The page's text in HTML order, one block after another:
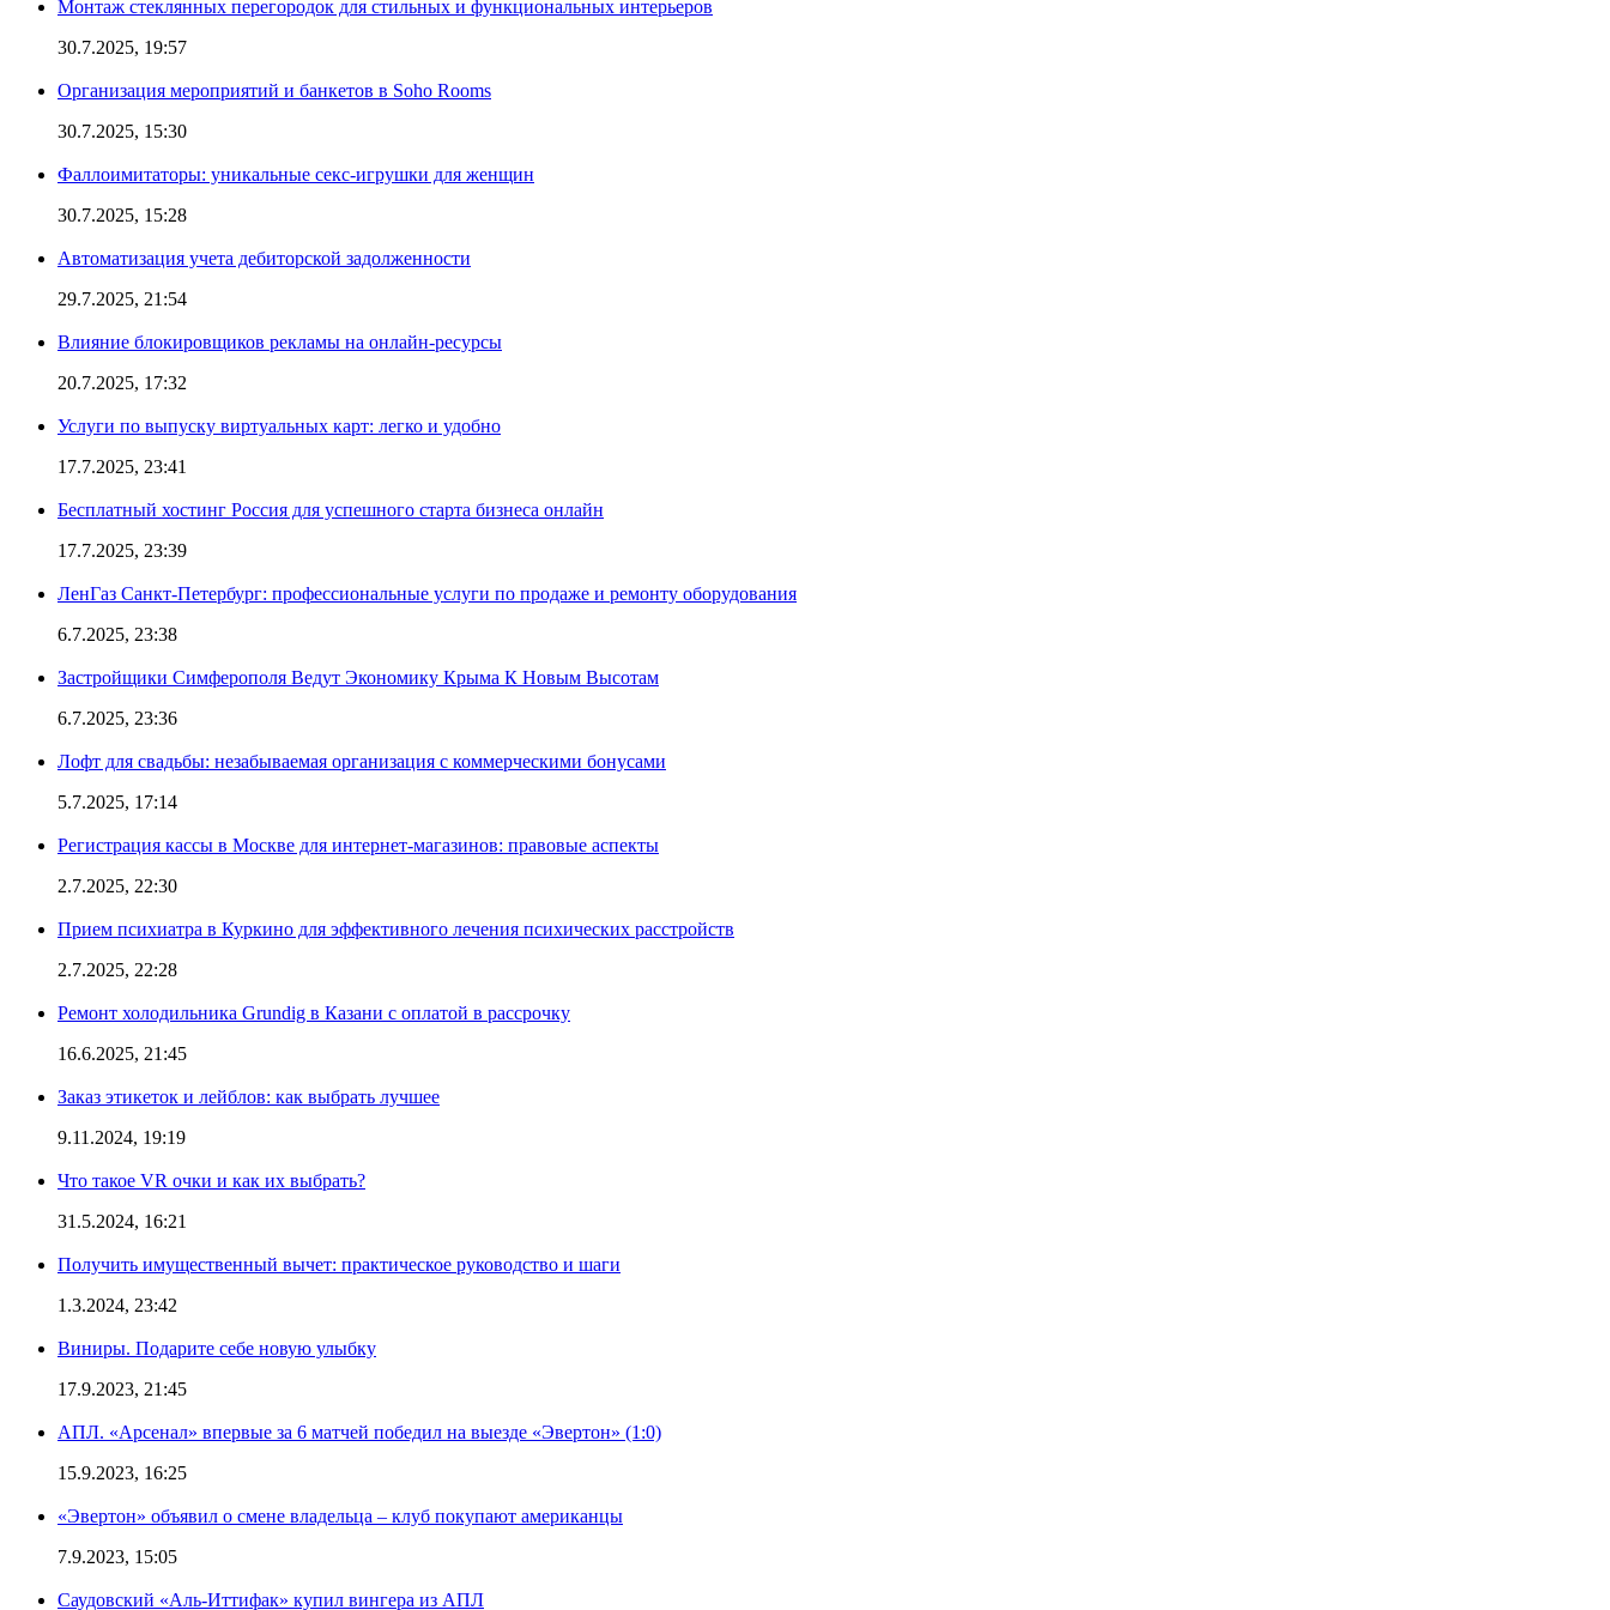
Монтаж стеклянных перегородок для стильных и функциональных интерьеров
30.7.2025, 19:57
Организация мероприятий и банкетов в Soho Rooms
30.7.2025, 15:30
Фаллоимитаторы: уникальные секс-игрушки для женщин
30.7.2025, 15:28
Автоматизация учета дебиторской задолженности
29.7.2025, 21:54
Влияние блокировщиков рекламы на онлайн-ресурсы
20.7.2025, 17:32
Услуги по выпуску виртуальных карт: легко и удобно
17.7.2025, 23:41
Бесплатный хостинг Россия для успешного старта бизнеса онлайн
17.7.2025, 23:39
ЛенГаз Санкт-Петербург: профессиональные услуги по продаже и ремонту оборудования
6.7.2025, 23:38
Застройщики Симферополя Ведут Экономику Крыма К Новым Высотам
6.7.2025, 23:36
Лофт для свадьбы: незабываемая организация с коммерческими бонусами
5.7.2025, 17:14
Регистрация кассы в Москве для интернет-магазинов: правовые аспекты
2.7.2025, 22:30
Прием психиатра в Куркино для эффективного лечения психических расстройств
2.7.2025, 22:28
Ремонт холодильника Grundig в Казани с оплатой в рассрочку
16.6.2025, 21:45
Заказ этикеток и лейблов: как выбрать лучшее
9.11.2024, 19:19
Что такое VR очки и как их выбрать?
31.5.2024, 16:21
Получить имущественный вычет: практическое руководство и шаги
1.3.2024, 23:42
Виниры. Подарите себе новую улыбку
17.9.2023, 21:45
АПЛ. «Арсенал» впервые за 6 матчей победил на выезде «Эвертон» (1:0)
15.9.2023, 16:25
«Эвертон» объявил о смене владельца – клуб покупают американцы
7.9.2023, 15:05
Саудовский «Аль-Иттифак» купил вингера из АПЛ